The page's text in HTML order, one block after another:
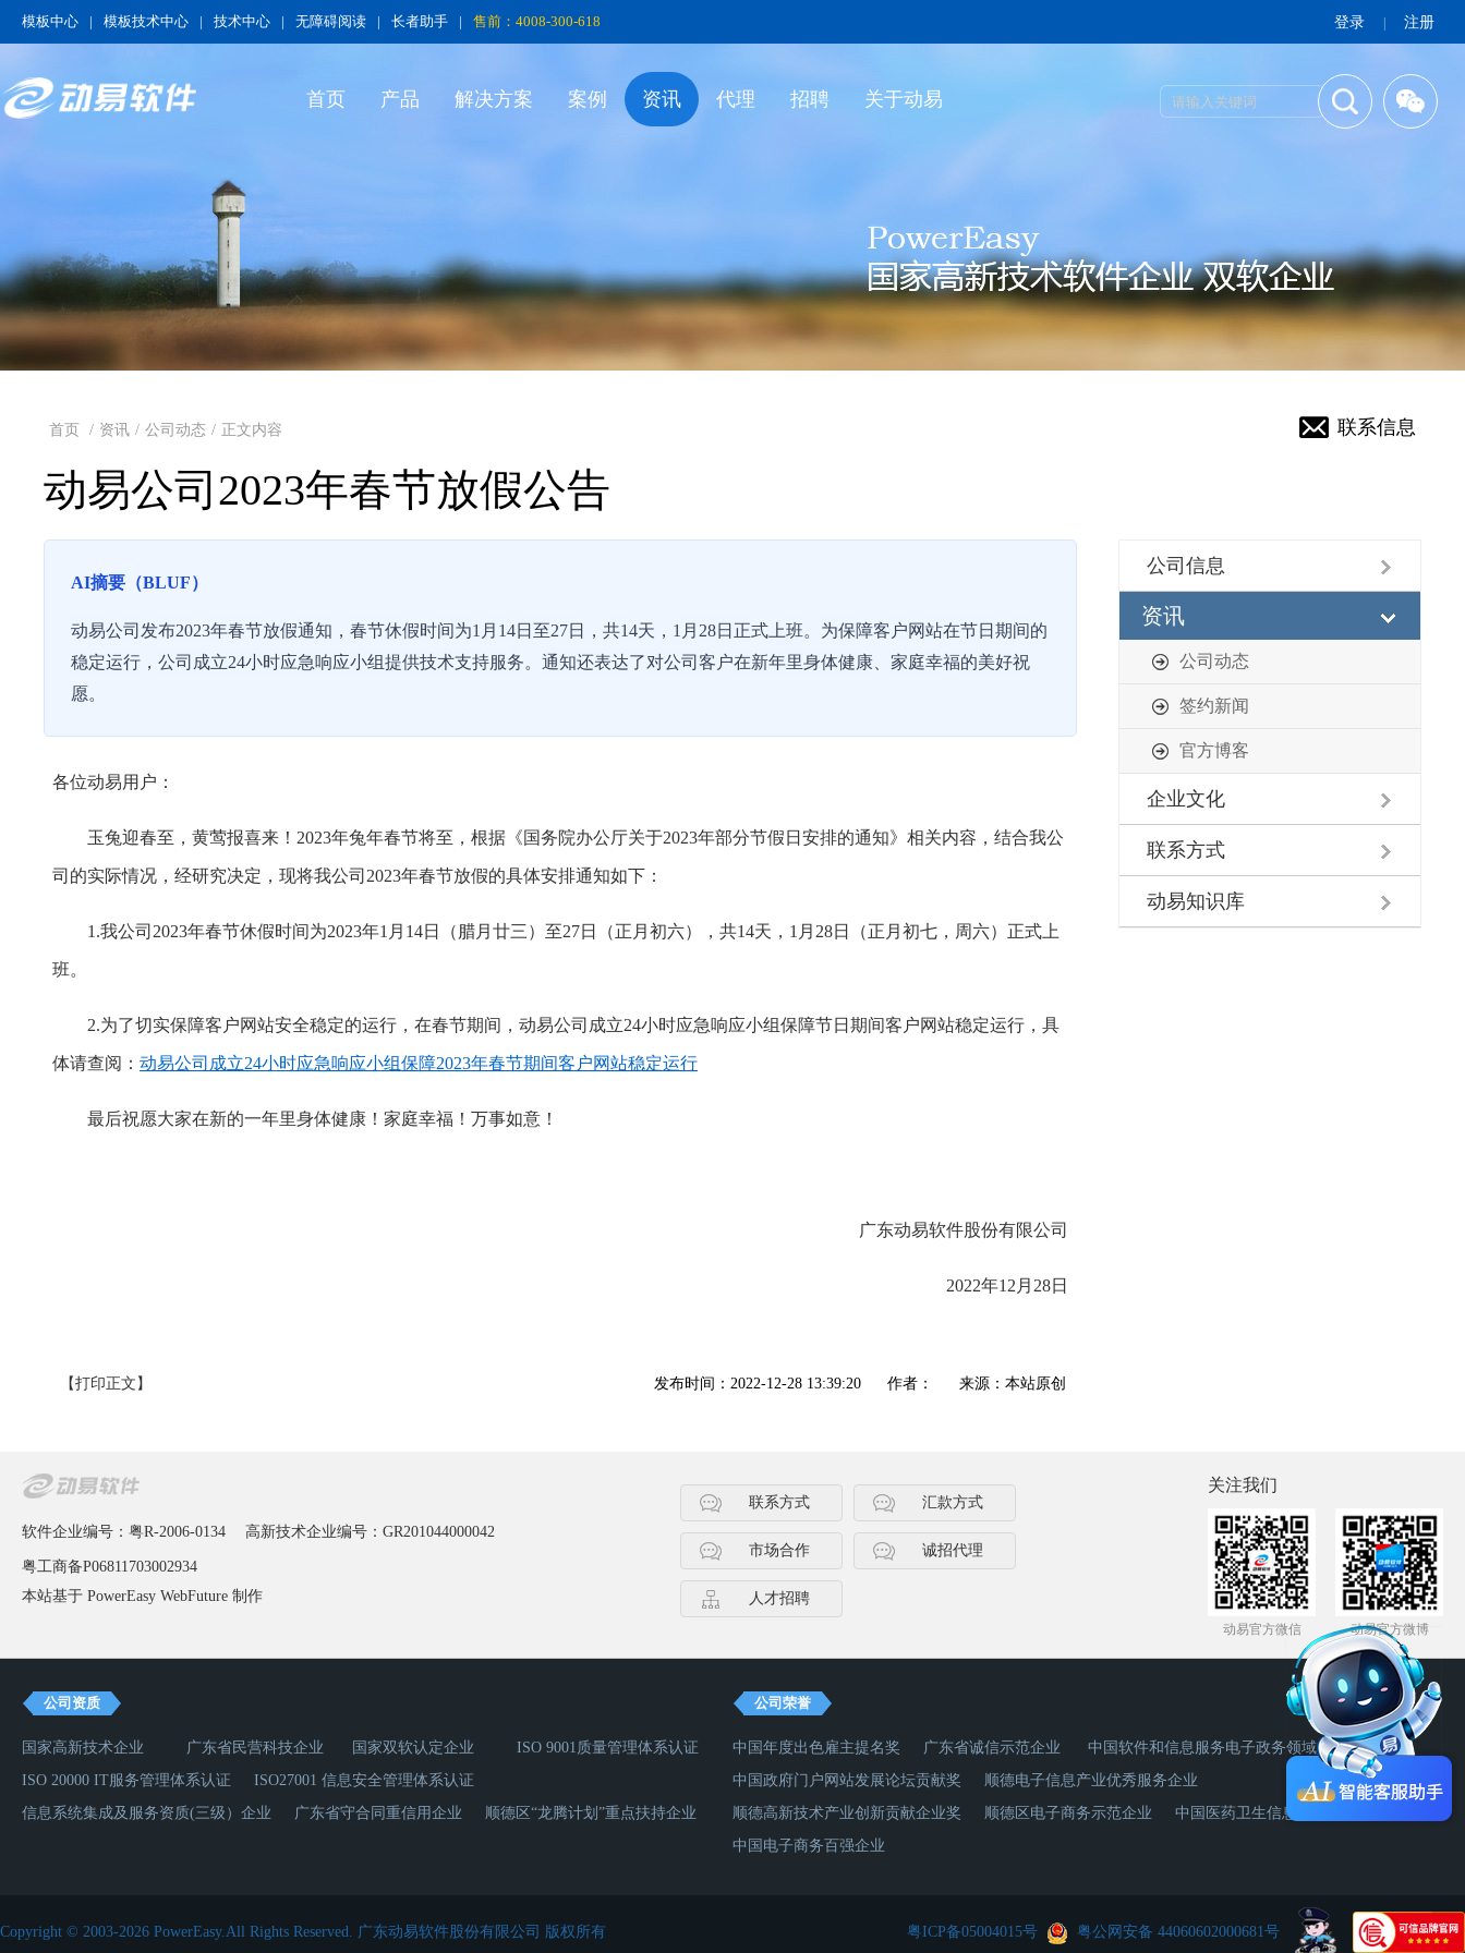
登录 注册
模板中心 | 模板技术中心 | 技术中心 | 无障碍阅读 | 长者助手 | 售前：4008-300-618
首页 产品 解决方案 案例 资讯 代理 招聘 关于动易
联系信息
首页 / 资讯 / 公司动态 / 正文内容
动易公司2023年春节放假公告
公司信息
资讯
公司动态
签约新闻
官方博客
企业文化
联系方式
动易知识库
AI摘要（BLUF）
动易公司发布2023年春节放假通知，春节休假时间为1月14日至27日，共14天，1月28日正式上班。为保障客户网站在节日期间的
稳定运行，公司成立24小时应急响应小组提供技术支持服务。通知还表达了对公司客户在新年里身体健康、家庭幸福的美好祝
愿。
各位动易用户：
玉兔迎春至，黄莺报喜来！2023年兔年春节将至，根据《国务院办公厅关于2023年部分节假日安排的通知》相关内容，结合我公
司的实际情况，经研究决定，现将我公司2023年春节放假的具体安排通知如下：
1.我公司2023年春节休假时间为2023年1月14日（腊月廿三）至27日（正月初六），共14天，1月28日（正月初七，周六）正式上
班。
2.为了切实保障客户网站安全稳定的运行，在春节期间，动易公司成立24小时应急响应小组保障节日期间客户网站稳定运行，具
体请查阅： 动易公司成立24小时应急响应小组保障2023年春节期间客户网站稳定运行
最后祝愿大家在新的一年里身体健康！家庭幸福！万事如意！
广东动易软件股份有限公司
2022年12月28日
【打印正文】 发布时间：2022-12-28 13:39:20 作者： 来源：本站原创
软件企业编号：粤R-2006-0134 高新技术企业编号：GR201044000042
粤工商备P06811703002934
本站基于 PowerEasy WebFuture 制作
联系方式 汇款方式
市场合作 诚招代理
人才招聘
关注我们
动易官方微信 动易官方微博
公司资质
国家高新技术企业 广东省民营科技企业 国家双软认定企业
ISO 9001质量管理体系认证
ISO 20000 IT服务管理体系认证
ISO27001 信息安全管理体系认证
信息系统集成及服务资质(三级）企业
广东省守合同重信用企业 顺德区“龙腾计划”重点扶持企业
公司荣誉
中国年度出色雇主提名奖 广东省诚信示范企业
中国软件和信息服务电子政务领域杰出企业奖
中国政府门户网站发展论坛贡献奖
顺德电子信息产业优秀服务企业
顺德高新技术产业创新贡献企业奖
顺德区电子商务示范企业
中国医药卫生信息化首选品牌
中国电子商务百强企业
Copyright © 2003-2026 PowerEasy.All Rights Reserved. 广东动易软件股份有限公司 版权所有 粤ICP备05004015号 粤公网安备 44060602000681号